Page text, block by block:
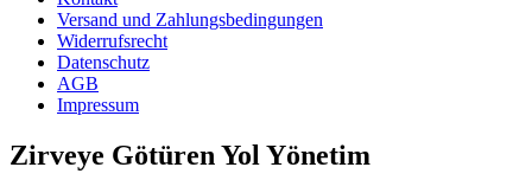
Versand und Zahlungsbedingungen
Widerrufsrecht
Datenschutz
AGB
Impressum
Zirveye Götüren Yol Yönetim